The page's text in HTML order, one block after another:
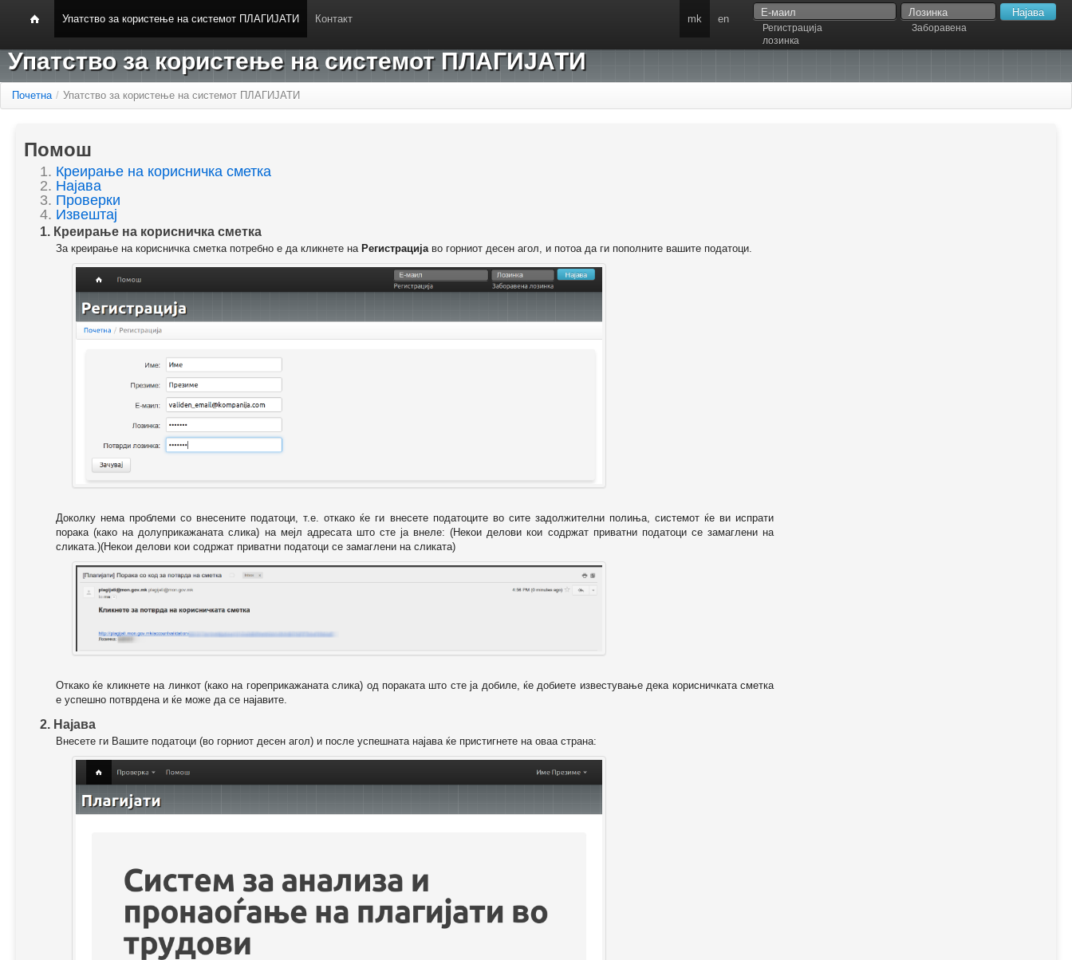
Упатство за користење на системот ПЛАГИЈАТИ Контакт
Регистрација
Заборавена
лозинка
mk en
Упатство за користење на системот ПЛАГИЈАТИ
Почетна / Упатство за користење на системот ПЛАГИЈАТИ
Помош
1. Креирање на корисничка сметка
2. Најава
3. Проверки
4. Извештај
1. Креирање на корисничка сметка
За креирање на корисничка сметка потребно е да кликнете на Регистрацијаво горниот десен агол, и потоа да ги пополните вашите податоци.
Доколку нема проблеми со внесените податоци, т.е. откако ќе ги внесете податоците во сите задолжителни полиња, системот ќе ви испрати
порака (како на долуприкажаната слика) на мејл адресата што сте ја внеле: (Некои делови кои содржат приватни податоци се замаглени на
сликата.)(Некои делови кои содржат приватни податоци се замаглени на сликата)
Откако ќе кликнете на линкот (како на гореприкажаната слика) од пораката што сте ја добиле, ќе добиете известување дека корисничката сметка
е успешно потврдена и ќе може да се најавите.
2. Најава
Внесете ги Вашите податоци (во горниот десен агол) и после успешната најава ќе пристигнете на оваа страна: